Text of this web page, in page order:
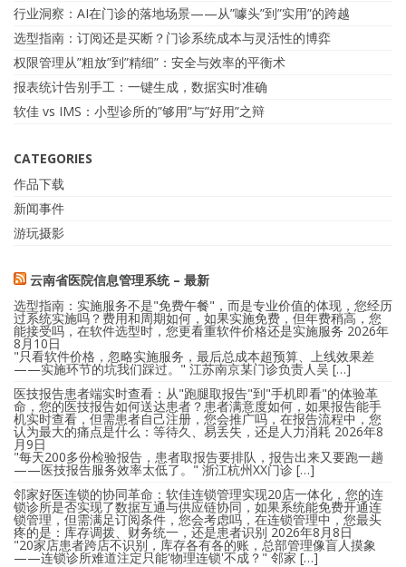
行业洞察：AI在门诊的落地场景——从”噱头”到”实用”的跨越
选型指南：订阅还是买断？门诊系统成本与灵活性的博弈
权限管理从”粗放”到”精细”：安全与效率的平衡术
报表统计告别手工：一键生成，数据实时准确
软佳 vs IMS：小型诊所的”够用”与”好用”之辩
CATEGORIES
作品下载
新闻事件
游玩摄影
云南省医院信息管理系统 – 最新
选型指南：实施服务不是"免费午餐"，而是专业价值的体现，您经历
过系统实施吗？费用和周期如何，如果实施免费，但年费稍高，您
能接受吗，在软件选型时，您更看重软件价格还是实施服务 2026年
8月10日
"只看软件价格，忽略实施服务，最后总成本超预算、上线效果差
——实施环节的坑我们踩过。" 江苏南京某门诊负责人吴 […]
医技报告患者端实时查看：从"跑腿取报告"到"手机即看"的体验革
命，您的医技报告如何送达患者？患者满意度如何，如果报告能手
机实时查看，但需患者自己注册，您会推广吗，在报告流程中，您
认为最大的痛点是什么：等待久、易丢失，还是人力消耗 2026年8
月9日
"每天200多份检验报告，患者取报告要排队，报告出来又要跑一趟
——医技报告服务效率太低了。" 浙江杭州XX门诊 […]
邻家好医连锁的协同革命：软佳连锁管理实现20店一体化，您的连
锁诊所是否实现了数据互通与供应链协同，如果系统能免费开通连
锁管理，但需满足订阅条件，您会考虑吗，在连锁管理中，您最头
疼的是：库存调拨、财务统一，还是患者识别 2026年8月8日
"20家店患者跨店不识别，库存各有各的账，总部管理像盲人摸象
——连锁诊所难道注定只能'物理连锁'不成？" 邻家 […]